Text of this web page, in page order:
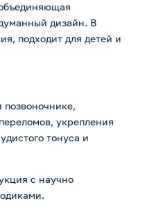
дизайн. В
подходит для детей и
позвоночнике,
укрепления
тонуса и
с научно